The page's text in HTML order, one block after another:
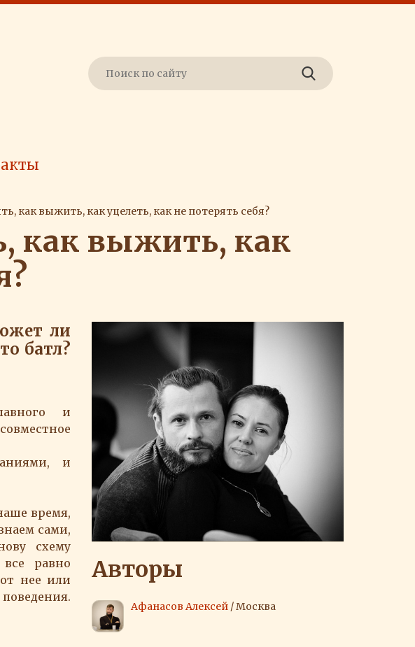
как выжить, как уцелеть, как не потерять себя?
как выжить, как
ли
батл?
и
и
время,
сами,
схему
равно
нее или
Авторы
Афанасов Алексей / Москва